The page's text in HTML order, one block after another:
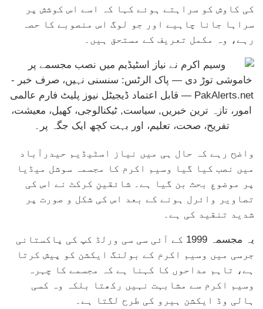
کی کاوش کو سراہتے ہوئے کہا کہ اسے اس کوشش پر
سراہا جانا چاہیے اور جو لوگ اس منصوبے کا حصہ
رہے، وہ مکمل تعریف کے مستحق ہیں۔
واضح رہے کہ حال ہی میں نیاز اسٹیڈیم حیدرآباد
میں نصب کیا گیا وسیم اکرم کا مجسمہ سوشل میڈیا
پر موضوعِ بحث بن گیا ہے۔ شائقینِ کرکٹ نے اس کی
تصاویر وائرل ہونے کے بعد اس کی شکل و صورت پر
شدید تنقید کی ہے۔
یہ مجسمہ 1999 کے آئی سی سی ورلڈ کپ کی پاکستانی
جرسی میں وسیم اکرم کے بولنگ ایکشن کو پیش کرتا
ہے، تاہم مداحوں کا کہنا ہے کہ مجسمے کا چہرہ
وسیم اکرم سے مشابہت نہیں رکھتا بلکہ وہ کسی
ہالی وڈ ایکشن ہیرو کی طرح لگتا ہے۔